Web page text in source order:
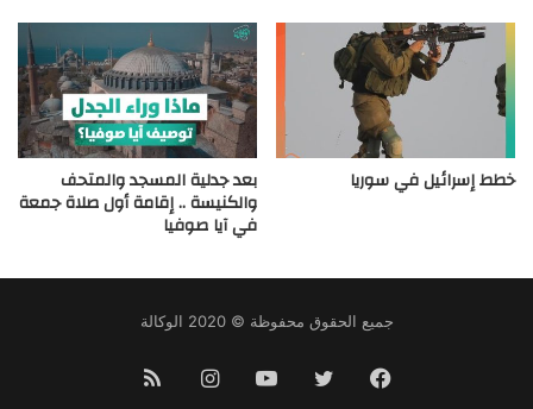
خطط إسرائيل في سوريا بعد جدلية المسجد والمتحف
والكنيسة .. إقامة أول صلاة جمعة
في آيا صوفيا
جميع الحقوق محفوظة © 2020 الوكالة
فيسبوك تويتر يوتيوب انستقرام